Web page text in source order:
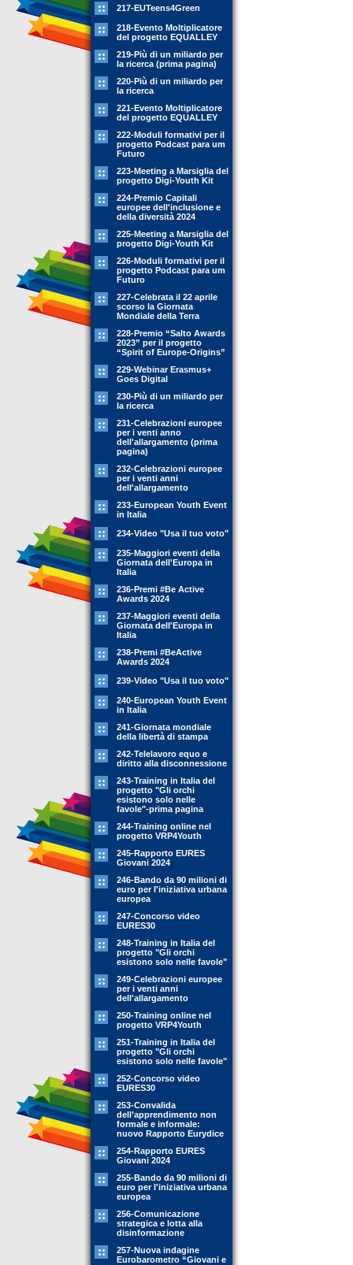
217-EUTeens4Green
218-Evento Moltiplicatore
del progetto EQUALLEY
219-Più di un miliardo per
la ricerca (prima pagina)
220-Più di un miliardo per
la ricerca
221-Evento Moltiplicatore
del progetto EQUALLEY
222-Moduli formativi per il
progetto Podcast para um
Futuro
223-Meeting a Marsiglia del
progetto Digi-Youth Kit
224-Premio Capitali
europee dell'inclusione e
della diversità 2024
225-Meeting a Marsiglia del
progetto Digi-Youth Kit
226-Moduli formativi per il
progetto Podcast para um
Futuro
227-Celebrata il 22 aprile
scorso la Giornata
Mondiale della Terra
228-Premio “Salto Awards
2023” per il progetto
“Spirit of Europe-Origins”
229-Webinar Erasmus+
Goes Digital
230-Più di un miliardo per
la ricerca
231-Celebrazioni europee
per i venti anno
dell'allargamento (prima
pagina)
232-Celebrazioni europee
per i venti anni
dell'allargamento
233-European Youth Event
in Italia
234-Video "Usa il tuo voto"
235-Maggiori eventi della
Giornata dell'Europa in
Italia
236-Premi #Be Active
Awards 2024
237-Maggiori eventi della
Giornata dell'Europa in
Italia
238-Premi #BeActive
Awards 2024
239-Video "Usa il tuo voto"
240-European Youth Event
in Italia
241-Giornata mondiale
della libertà di stampa
242-Telelavoro equo e
diritto alla disconnessione
243-Training in Italia del
progetto "Gli orchi
esistono solo nelle
favole"-prima pagina
244-Training online nel
progetto VRP4Youth
245-Rapporto EURES
Giovani 2024
246-Bando da 90 milioni di
euro per l'iniziativa urbana
europea
247-Concorso video
EURES30
248-Training in Italia del
progetto "Gli orchi
esistono solo nelle favole"
249-Celebrazioni europee
per i venti anni
dell'allargamento
250-Training online nel
progetto VRP4Youth
251-Training in Italia del
progetto "Gli orchi
esistono solo nelle favole"
252-Concorso video
EURES30
253-Convalida
dell’apprendimento non
formale e informale:
nuovo Rapporto Eurydice
254-Rapporto EURES
Giovani 2024
255-Bando da 90 milioni di
euro per l'iniziativa urbana
europea
256-Comunicazione
strategica e lotta alla
disinformazione
257-Nuova indagine
Eurobarometro “Giovani e